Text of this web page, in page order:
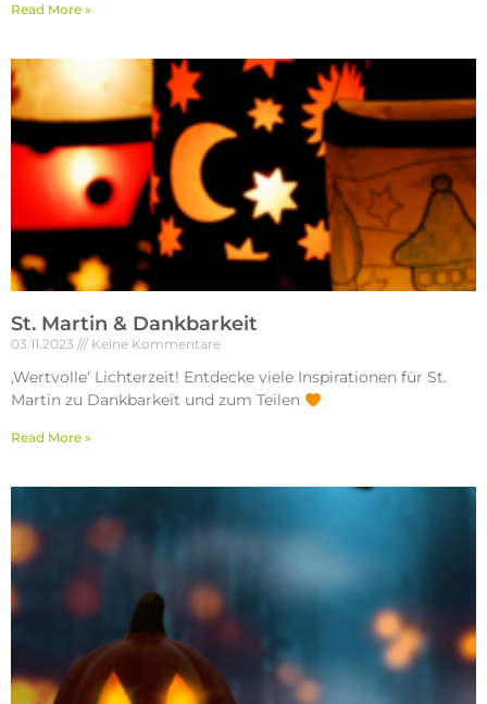
Read More »
St. Martin & Dankbarkeit
03.11.2023 Keine Kommentare
,Wertvolle‘ Lichterzeit! Entdecke viele Inspirationen für St.
Martin zu Dankbarkeit und zum Teilen
Read More »